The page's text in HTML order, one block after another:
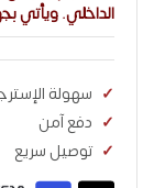
الداخلي. ويأتي بجهد 220–240 فولت
سهولة
دفع آمن
توصيل سريع